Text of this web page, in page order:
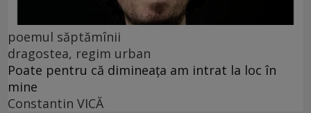
poemul săptămînii
dragostea, regim urban
Poate pentru că dimineața am intrat la loc în
mine
Constantin VICĂ